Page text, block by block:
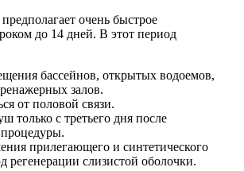
очень быстрое
до 14 дней. В этот период
бассейнов, открытых водоемов,
залов.
от половой связи.
только с третьего дня после
прилегающего и синтетического
регенерации слизистой оболочки.